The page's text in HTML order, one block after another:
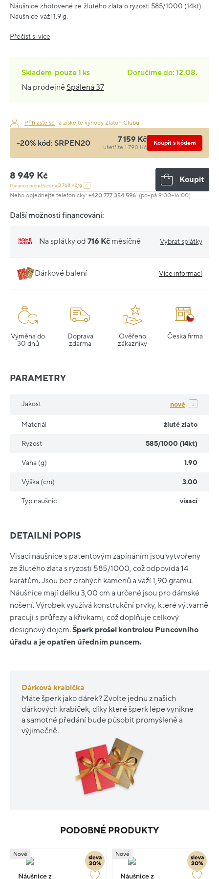
Náušnice zhotovené ze žlutého zlata o ryzosti 585/1000 (14kt).
Náušnice váží 1.9 g.
Přečíst si více
Skladem pouze1 ks
Doručíme do: 12.08.
Na prodejně Spálená 37
Přihlaste se a získejte výhody Zlaton Clubu
-20% kód: SRPEN20 7 159 Kč
ušetříte 1 790 Kč
Koupit s kódem
8 949 Kč
Garance nejnižší ceny:3 768 Kč/g
Koupit
Nebo objednejte telefonicky: +420 777 354 596 (po–pá 9:00–16:00)
Další možnosti financování:
Na splátky od 716 Kč měsíčně Vybrat splátky
Dárkové balení Více informací
Výměna do
30 dnů
Doprava
zdarma
Ověřeno
zákazníky
Česká firma
DETAILNÍ POPIS
Visací náušnice s patentovým zapínáním jsou vytvořeny
ze žlutého zlata s ryzostí 585/1000, což odpovídá 14
karátům. Jsou bez drahých kamenů a váží 1,90 gramu.
Náušnice mají délku 3,00 cm a určené jsou pro dámské
nošení. Výrobek využívá konstrukční prvky, které výtvarně
pracují s průřezy a křivkami, což doplňuje celkový
designový dojem.Šperk prošel kontrolou Puncovního
úřadu a je opatřen úředním puncem.
Dárková krabička
Máte šperk jako dárek? Zvolte jednu z našich
dárkových krabiček, díky které šperk lépe vynikne
a samotné předání bude působit promyšleně a
výjimečně.
PARAMETRY
Jakost nové
Materiál žluté zlato
Ryzost 585/1000 (14kt)
Vaha (g) 1.90
Výška (cm) 3.00
Typ náušnic visací
PODOBNÉ PRODUKTY
sleva
20%
Nové
Náušnice z
sleva
20%
Nové
Náušnice z